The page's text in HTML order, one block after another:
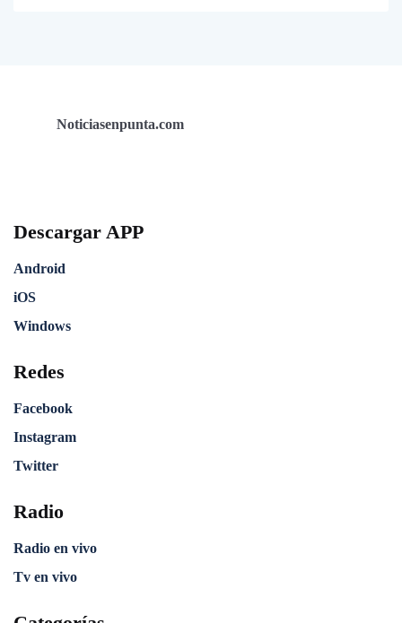
Noticiasenpunta.com
Descargar APP
Android
iOS
Windows
Redes
Facebook
Instagram
Twitter
Radio
Radio en vivo
Tv en vivo